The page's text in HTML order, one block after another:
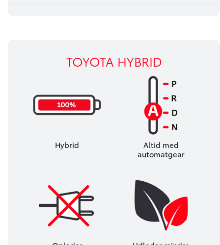
TOYOTA HYBRID
Hybrid
Altid med
automatgear